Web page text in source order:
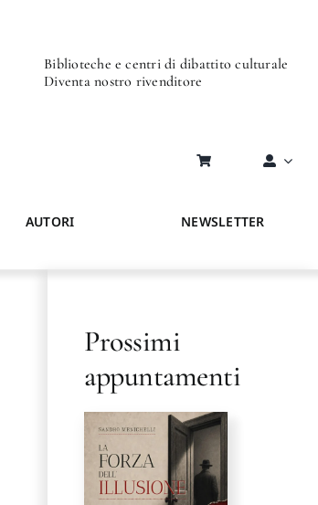
Biblioteche e centri di dibattito culturale
Diventa nostro rivenditore
AUTORI NEWSLETTER
Prossimi
appuntamenti